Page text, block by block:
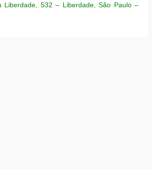
Liberdade, 532 – Liberdade, São Paulo –